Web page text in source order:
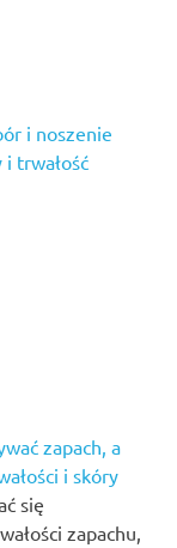
i noszenie
trwałość
zapach, a
i skóry
się
zapachu,